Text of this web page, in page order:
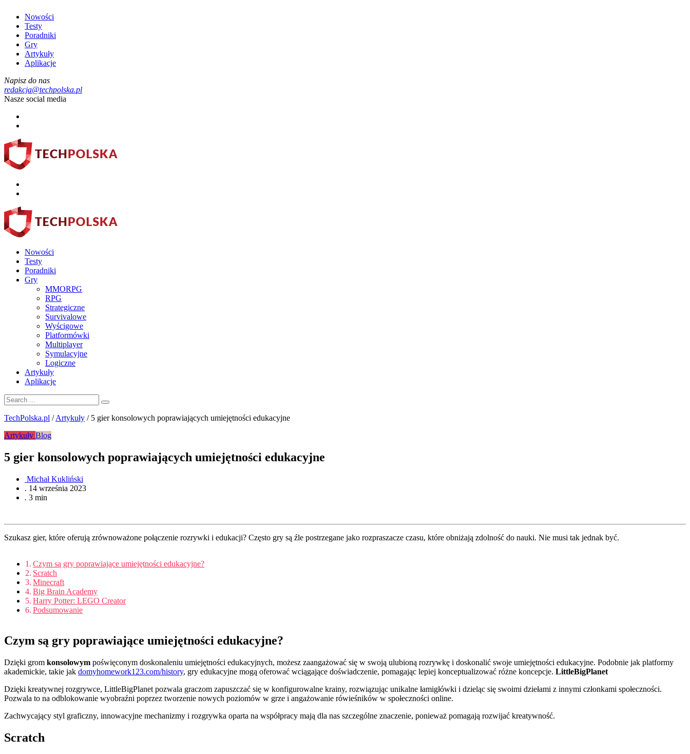
Nowości
Testy
Poradniki
Gry
Artykuły
Aplikacje
Napisz do nas
redakcja@techpolska.pl
Nasze social media
Nowości
Testy
Poradniki
Gry
MMORPG
RPG
Strategiczne
Survivalowe
Wyścigowe
Platformówki
Multiplayer
Symulacyjne
Logiczne
Artykuły
Aplikacje
TechPolska.pl /Artykuły / 5 gier konsolowych poprawiających umiejętności edukacyjne
Artykuły Blog
5 gier konsolowych poprawiających umiejętności edukacyjne
Michał Kukliński
. 14 września 2023
. 3 min
Szukasz gier, które oferują zrównoważone połączenie rozrywki i edukacji? Często gry są źle postrzegane jako rozpraszacze czasu, które obniżają zdolność do nauki. Nie musi tak jednak być.
Czym są gry poprawiające umiejętności edukacyjne?
Scratch
Minecraft
Big Brain Academy
Harry Potter: LEGO Creator
Podsumowanie
Czym są gry poprawiające umiejętności edukacyjne?
Dzięki grom konsolowym poświęconym doskonaleniu umiejętności edukacyjnych, możesz zaangażować się w swoją ulubioną rozrywkę i doskonalić swoje umiejętności edukacyjne. Podobnie jak platformy
akademickie, takie jak domyhomework123.com/history, gry edukacyjne mogą oferować wciągające doświadczenie, pomagając lepiej konceptualizować różne koncepcje. LittleBigPlanet
Dzięki kreatywnej rozgrywce, LittleBigPlanet pozwala graczom zapuszczać się w konfigurowalne krainy, rozwiązując unikalne łamigłówki i dzieląc się swoimi dziełami z innymi członkami społeczności.
Pozwala to na odblokowanie wyobraźni poprzez tworzenie nowych poziomów w grze i angażowanie rówieśników w społeczności online.
Zachwycający styl graficzny, innowacyjne mechanizmy i rozgrywka oparta na współpracy mają dla nas szczególne znaczenie, ponieważ pomagają rozwijać kreatywność.
Scratch